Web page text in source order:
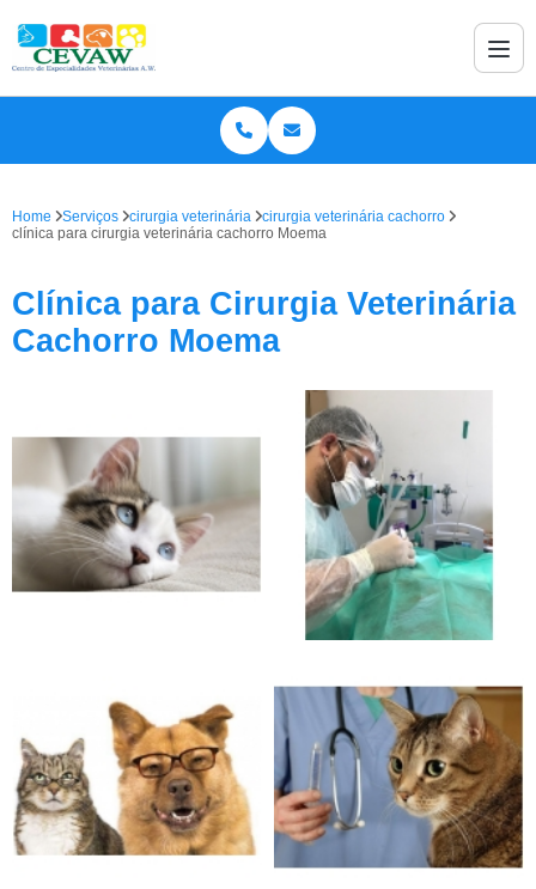
Home Serviços cirurgia veterinária
cirurgia veterinária cachorro
clínica para cirurgia veterinária cachorro Moema
Clínica para Cirurgia Veterinária
Cachorro Moema